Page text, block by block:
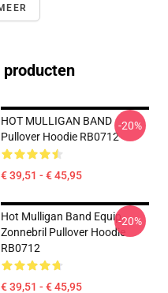
producten
HOT MULLIGAN BAND
Pullover Hoodie RB0712
€ 39,51 - € 45,95
-20%
Hot Mulligan Band Equip
Zonnebril Pullover Hoodie
RB0712
€ 39,51 - € 45,95
-20%